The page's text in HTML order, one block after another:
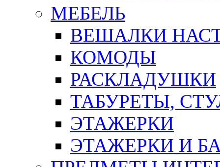
МЕБЕЛЬ
ВЕШАЛКИ
КОМОДЫ
РАСКЛАДУШКИ
ТАБУРЕТЫ,
ЭТАЖЕРКИ
ЭТАЖЕРКИ И